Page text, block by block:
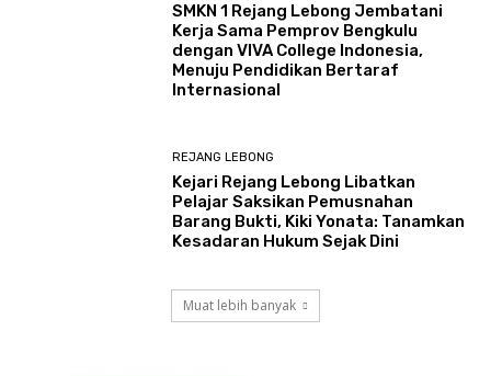
SMKN 1 Rejang Lebong Jembatani
Kerja Sama Pemprov Bengkulu
dengan VIVA College Indonesia,
Menuju Pendidikan Bertaraf
Internasional
REJANG LEBONG
Kejari Rejang Lebong Libatkan
Pelajar Saksikan Pemusnahan
Barang Bukti, Kiki Yonata: Tanamkan
Kesadaran Hukum Sejak Dini
Muat lebih banyak